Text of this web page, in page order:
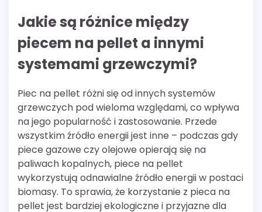
Jakie są różnice między
piecem na pellet a innymi
systemami grzewczymi?
Piec na pellet różni się od innych systemów
grzewczych pod wieloma względami, co wpływa
na jego popularność i zastosowanie. Przede
wszystkim źródło energii jest inne – podczas gdy
piece gazowe czy olejowe opierają się na
paliwach kopalnych, piece na pellet
wykorzystują odnawialne źródło energii w postaci
biomasy. To sprawia, że korzystanie z pieca na
pellet jest bardziej ekologiczne i przyjazne dla